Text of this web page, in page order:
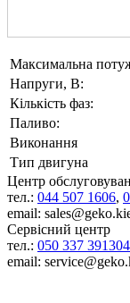
Максимальна
Напруги, В:
Кількість фаз:
Паливо:
Виконання
Тип двигуна
Центр
тел.: 044 507 1606,
email:
Сервісний центр
тел.: 050 337 3913
email: